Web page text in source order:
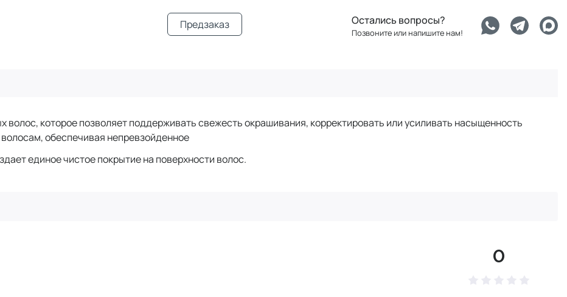
Предзаказ Остались вопросы?
Позвоните или напишите нам!
которое позволяет поддерживать свежесть окрашивания, корректировать или усиливать насыщенность
обеспечивая непревзойденное
единое чистое покрытие на поверхности волос.
0